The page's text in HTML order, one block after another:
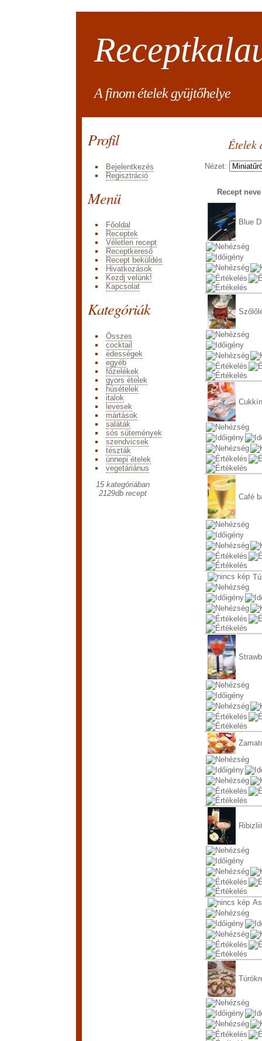
A finom ételek gyüjtőhelye
Profil
Bejelentkezés
Regisztráció
Menü
Főoldal
Receptek
Véletlen recept
Receptkereső
Recept beküldés
Hivatkozások
Kezdj velünk!
Kapcsolat
Kategóriák
Összes
cocktail
édességek
egyéb
főzelékek
gyors ételek
húsételek
italok
levesek
mártások
saláták
sós sütemények
szendvicsek
tészták
ünnepi ételek
vegetáriánus
15 kategóriában
2129db recept
Ételek
Nézet:
Recept
Blue
Café